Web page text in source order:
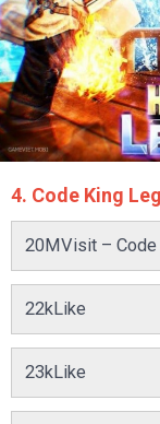
4. Code King
20MVisit –
22kLike
23kLike